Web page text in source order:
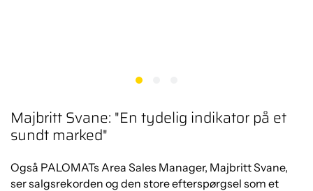
Majbritt Svane: "En tydelig indikator på et
sundt marked"
Også PALOMATs Area Sales Manager, Majbritt Svane,
ser salgsrekorden og den store efterspørgsel som et